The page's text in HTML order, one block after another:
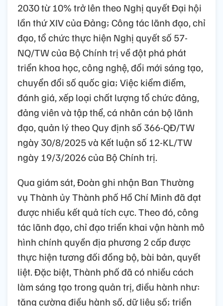
2030 từ 10% trở lên theo Nghị quyết Đại hội
lần thứ XIV của Đảng; Công tác lãnh đạo, chỉ
đạo, tổ chức thực hiện Nghị quyết số 57-
NQ/TW của Bộ Chính trị về đột phá phát
triển khoa học, công nghệ, đổi mới sáng tạo,
chuyển đổi số quốc gia; Việc kiểm điểm,
đánh giá, xếp loại chất lượng tổ chức đảng,
đảng viên và tập thể, cá nhân cán bộ lãnh
đạo, quản lý theo Quy định số 366-QĐ/TW
ngày 30/8/2025 và Kết luận số 12-KL/TW
ngày 19/3/2026 của Bộ Chính trị.
Qua giám sát, Đoàn ghi nhận Ban Thường
vụ Thành ủy Thành phố Hồ Chí Minh đã đạt
được nhiều kết quả tích cực. Theo đó, công
tác lãnh đạo, chỉ đạo triển khai vận hành mô
hình chính quyền địa phương 2 cấp được
thực hiện tương đối đồng bộ, bài bản, quyết
liệt. Đặc biệt, Thành phố đã có nhiều cách
làm sáng tạo trong quản trị, điều hành như:
tăng cường điều hành số, dữ liệu số; triển